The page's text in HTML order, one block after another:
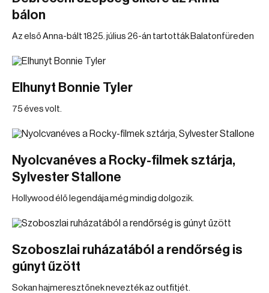
bálon
Az első Anna-bált 1825. július 26-án tartották Balatonfüreden
Elhunyt Bonnie Tyler
75 éves volt.
Nyolcvanéves a Rocky-filmek sztárja,
Sylvester Stallone
Hollywood élő legendája még mindig dolgozik.
Szoboszlai ruházatából a rendőrség is
gúnyt űzött
Sokan hajmeresztőnek nevezték az outfitjét.